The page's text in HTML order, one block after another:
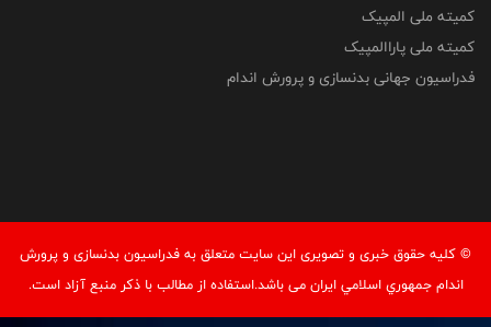
کمیته ملی المپیک
کمیته ملی پاراالمپیک
فدراسیون جهانی بدنسازی و پرورش اندام
© کليه حقوق خبری و تصويری اين سايت متعلق به فدراسيون بدنسازی و پرورش
اندام جمهوري اسلامي ايران می باشد.استفاده از مطالب با ذكر منبع آزاد است.